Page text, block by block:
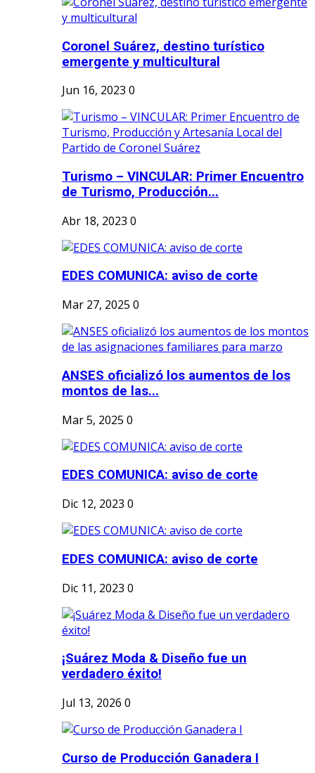
Coronel Suárez, destino turístico
emergente y multicultural
Jun 16, 2023 0
Turismo – VINCULAR: Primer Encuentro
de Turismo, Producción...
Abr 18, 2023 0
EDES COMUNICA: aviso de corte
Mar 27, 2025 0
ANSES oficializó los aumentos de los
montos de las...
Mar 5, 2025 0
EDES COMUNICA: aviso de corte
Dic 12, 2023 0
EDES COMUNICA: aviso de corte
Dic 11, 2023 0
¡Suárez Moda & Diseño fue un
verdadero éxito!
Jul 13, 2026 0
Curso de Producción Ganadera I